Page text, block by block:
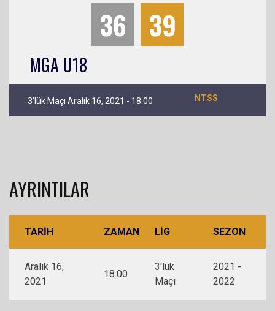
36 39
MGA U18
3'lük Maçı Aralık 16, 2021 - 18:00 NTSS
AYRINTILAR
TARIH ZAMAN LIG SEZON
Aralık 16,
2021
18:00
3'lük
Maçı
2021 -
2022